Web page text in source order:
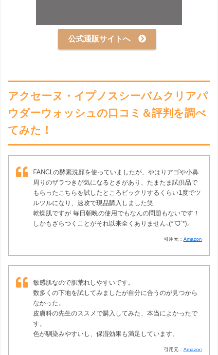
公式通販サイトへ
アクセーヌ・イプノスシーバムクリアパ
ウダーウォッシュの口コミ＆評判を調べ
てみた！
FANCLの酵素洗顔を使っていましたが、やはりアゴや小鼻
周りのザラつきが気になるときがあり、たまたま試供品で
もらったこちらを試したところビックリするくらい1度でツ
ルツルになり、速攻で現品購入しました笑
乾燥肌ですが 毎日朝晩の使用でもなんの問題もないです！
しかもざらつくことがそれ以来全くありません⸜(*ˊᗜˋ*)⸝
引用元： Amazon
敏感肌なので肌荒れしやすいです。
数多くの下地を試してみましたが自分に合うのが見つから
なかった。
皮膚科の先生のススメで購入してみた、本当によかったで
す。
色が馴染みやすいし、保湿効果も満足しています。
引用元： Amazon